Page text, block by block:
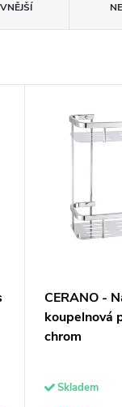
CERANO -
koupelnová
chrom
Skladem